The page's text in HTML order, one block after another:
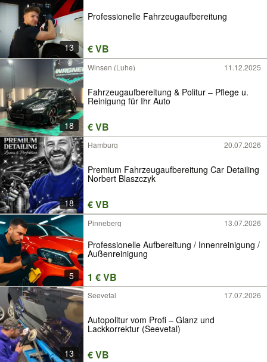
13
Professionelle Fahrzeugaufbereitung
€ VB
18
Winsen (Luhe) 11.12.2025
Fahrzeugaufbereitung & Politur – Pflege u.
Reinigung für Ihr Auto
€ VB
18
Hamburg 20.07.2026
Premium Fahrzeugaufbereitung Car Detailing
Norbert Blaszczyk
€ VB
5
Pinneberg 13.07.2026
Professionelle Aufbereitung / Innenreinigung /
Außenreinigung
1 € VB
13
Seevetal 17.07.2026
Autopolitur vom Profi – Glanz und
Lackkorrektur (Seevetal)
€ VB